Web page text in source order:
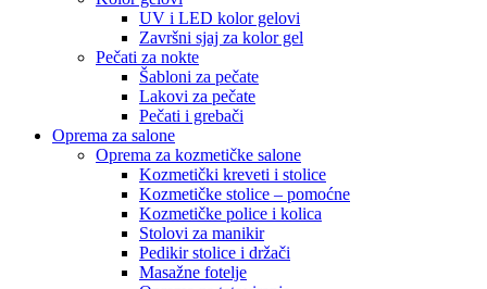
UV i LED kolor gelovi
Završni sjaj za kolor gel
Pečati za nokte
Šabloni za pečate
Lakovi za pečate
Pečati i grebači
Oprema za salone
Oprema za kozmetičke salone
Kozmetički kreveti i stolice
Kozmetičke stolice – pomoćne
Kozmetičke police i kolica
Stolovi za manikir
Pedikir stolice i držači
Masažne fotelje